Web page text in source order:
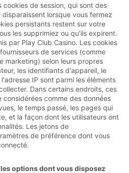
cookies de session, qui sont des
lorsque vous fermez
persistants restent sur votre
les supprimiez ou qu'ils expirent.
par Play Club Casino. Les cookies
de services (comme
marketing) selon leurs propres
les identifiants d'appareil, le
IP sont parmi les éléments
Dans certains endroits, ces
comme des données
le temps passé, les pages qui
et la façon dont les utilisateurs ont
Les jetons de
de préférence dont vous
options dont vous disposez